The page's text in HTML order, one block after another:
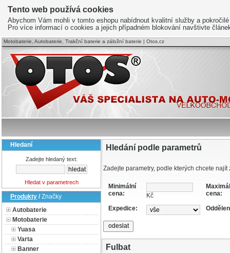
Motobaterie, Autobaterie, Trakční baterie a záložní baterie | Otos.cz
Hledaní
Zadejte hledaný text:
Hledat v parametrech
Produkty /Značky
Autobaterie
Motobaterie
Yuasa
Varta
Banner
Hledání podle parametrů
Zadejte parametry, podle kterých chcete najít
Minimální
cena:
Kč
cena:
Expedice:
Fulbat
Tento web používá cookies
Abychom Vám mohli v tomto eshopu nabídnout kvalitní služby a
Pro více informací o cookies a jejich případném blokování navštivte